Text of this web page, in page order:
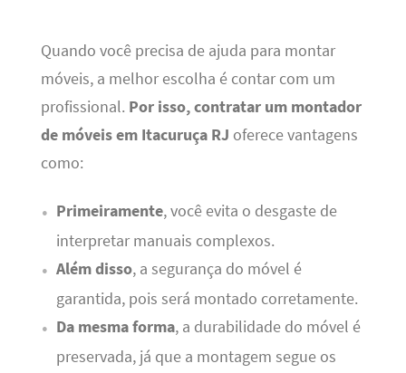
Quando você precisa de ajuda para montar
móveis, a melhor escolha é contar com um
profissional. Por isso, contratar um montador
de móveis em Itacuruça RJ oferece vantagens
como:
Primeiramente, você evita o desgaste de
interpretar manuais complexos.
Além disso, a segurança do móvel é
garantida, pois será montado corretamente.
Da mesma forma, a durabilidade do móvel é
preservada, já que a montagem segue os